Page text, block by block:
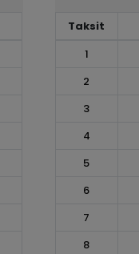
Taksit
1
2
3
4
5
6
7
8